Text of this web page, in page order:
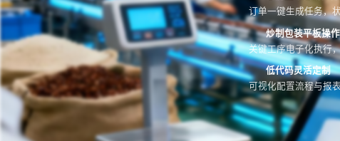
订单一键生成任务，
炒制包装平板操作
关键工序电子化执行
低代码灵活定制
可视化配置流程与报